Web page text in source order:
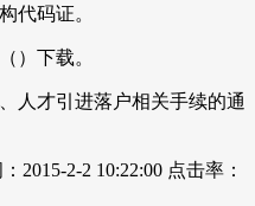
代码证。
）下载。
人才引进落户相关手续的通
2015-2-2 10:22:00 点击率：